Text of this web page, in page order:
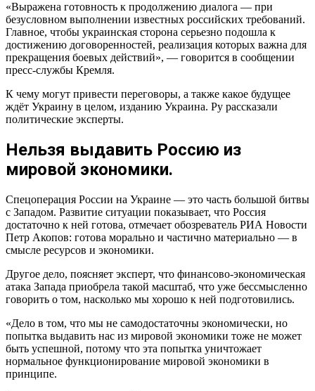
«Выражена готовность к продолжению диалога — при
безусловном выполнении известных российских требований.
Главное, чтобы украинская сторона серьезно подошла к
достижению договоренностей, реализация которых важна для
прекращения боевых действий», — говорится в сообщении
пресс-службы Кремля.
К чему могут привести переговоры, а также какое будущее
ждёт Украину в целом, изданию Украина. Ру рассказали
политические эксперты.
Нельзя выдавить Россию из
мировой экономики.
Cпецоперация России на Украине — это часть большой битвы
с Западом. Развитие ситуации показывает, что Россия
достаточно к ней готова, отмечает обозреватель РИА Новости
Петр Акопов: готова морально и частично материально — в
смысле ресурсов и экономики.
Другое дело, поясняет эксперт, что финансово-экономическая
атака Запада приобрела такой масштаб, что уже бессмысленно
говорить о том, насколько мы хорошо к ней подготовились.
«Дело в том, что мы не самодостаточны экономически, но
попытка выдавить нас из мировой экономики тоже не может
быть успешной, потому что эта попытка уничтожает
нормальное функционирование мировой экономики в
принципе.